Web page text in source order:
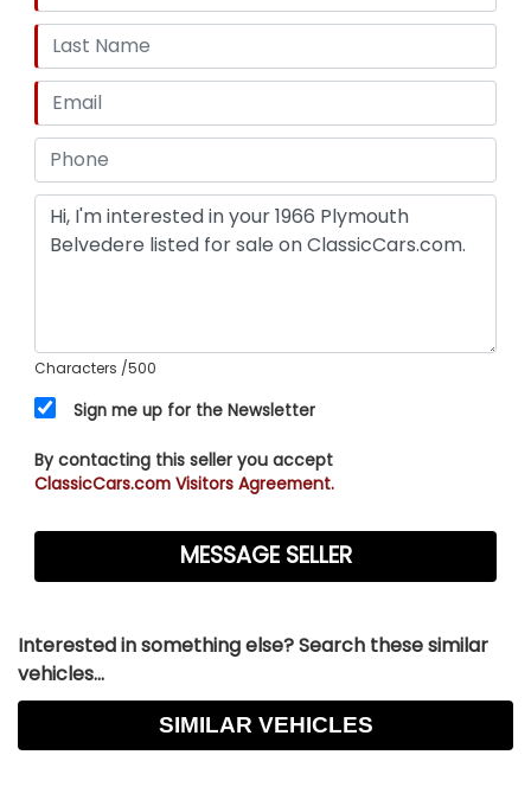
Characters /500
Sign me up for the Newsletter
By contacting this seller you accept
ClassicCars.com Visitors Agreement.
Interested in something else? Search these similar
vehicles...
SIMILAR VEHICLES